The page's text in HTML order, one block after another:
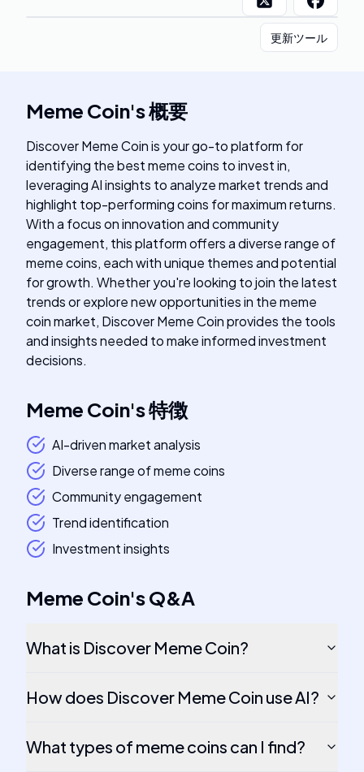
更新ツール
Meme Coin's概要
Discover Meme Coin is your go-to platform for
identifying the best meme coins to invest in,
leveraging AI insights to analyze market trends and
highlight top-performing coins for maximum returns.
With a focus on innovation and community
engagement, this platform offers a diverse range of
meme coins, each with unique themes and potential
for growth. Whether you're looking to join the latest
trends or explore new opportunities in the meme
coin market, Discover Meme Coin provides the tools
and insights needed to make informed investment
decisions.
Meme Coin's特徴
AI-driven market analysis
Diverse range of meme coins
Community engagement
Trend identification
Investment insights
Meme Coin'sQ&A
What is Discover Meme Coin?
How does Discover Meme Coin use AI?
What types of meme coins can I find?